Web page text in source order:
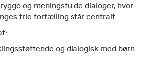
og meningsfulde dialoger, hvor
frie fortælling står centralt.
og dialogisk med børn